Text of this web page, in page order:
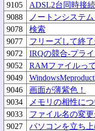
9105
ADSL2台同時接
9088
ノートンシステ
9078
検索
9077
フリーズして終了
9072
IRQの競合-プラ
9052
RAMファイルっ
9049
9046
画面が薄紫色！
9034
メモリの相性に
9033
ファイル名の変
9027
パソコンを立ち